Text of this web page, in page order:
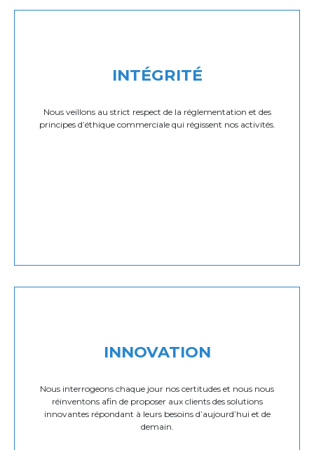
INTÉGRITÉ
Nous veillons au strict respect de la réglementation et des
principes d’éthique commerciale qui régissent nos activités.
INNOVATION
Nous interrogeons chaque jour nos certitudes et nous nous
réinventons afin de proposer aux clients des solutions
innovantes répondant à leurs besoins d’aujourd’hui et de
demain.